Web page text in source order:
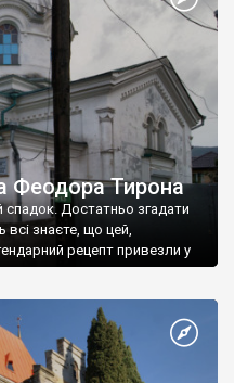
Феодора Тирона
спадок. Достатньо згадати
всі знаєте, що цей,
рецепт привезли у